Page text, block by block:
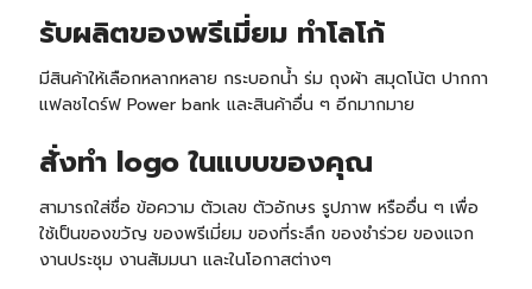
รับผลิตของพรีเมี่ยม ทำโลโก้
มีสินค้าให้เลือกหลากหลาย กระบอกน้ำ ร่ม ถุงผ้า สมุดโน้ต ปากกา
แฟลชไดร์ฟ Power bank และสินค้าอื่น ๆ อีกมากมาย
สั่งทำ logo ในแบบของคุณ
สามารถใส่ชื่อ ข้อความ ตัวเลข ตัวอักษร รูปภาพ หรืออื่น ๆ เพื่อ
ใช้เป็นของขวัญ ของพรีเมี่ยม ของที่ระลึก ของชำร่วย ของแจก
งานประชุม งานสัมมนา และในโอกาสต่างๆ